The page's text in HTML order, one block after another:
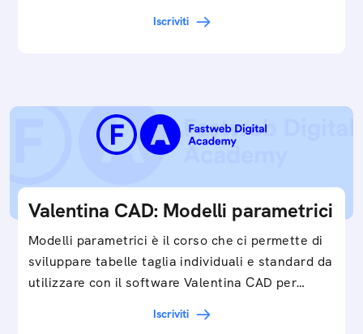
Iscriviti
Valentina CAD: Modelli parametrici
Modelli parametrici è il corso che ci permette di
sviluppare tabelle taglia individuali e standard da
utilizzare con il software Valentina CAD per…
Iscriviti